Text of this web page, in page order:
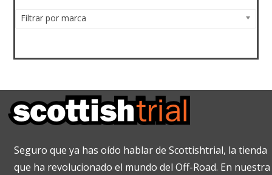
Filtrar por marca
Seguro que ya has oído hablar de Scottishtrial, la tienda
que ha revolucionado el mundo del Off-Road. En nuestra